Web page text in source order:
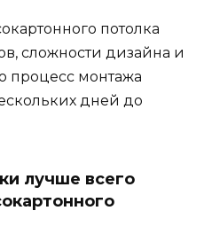
потолка
сложности дизайна и
процесс монтажа
дней до
лучше всего